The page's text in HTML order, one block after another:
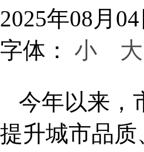
2025年08月04
字体： 小 大
今年以来，
提升城市品